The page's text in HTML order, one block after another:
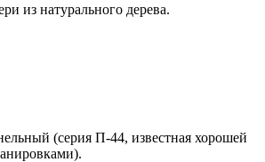
из натурального дерева.
(серия П-44, известная хорошей